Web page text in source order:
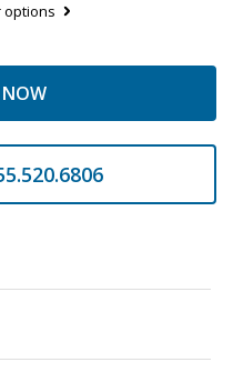
options
NOW